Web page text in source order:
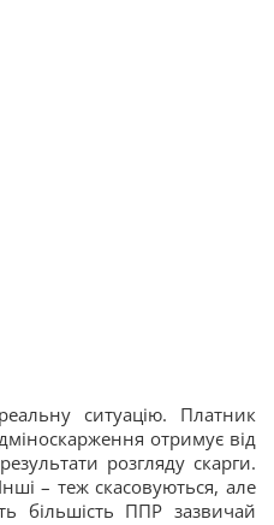
ситуацію. Платник
отримує від
розгляду скарги.
– теж скасовуються, але
більшість ППР зазвичай